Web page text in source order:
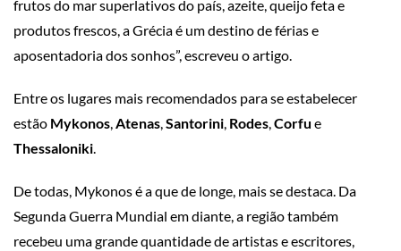
frutos do mar superlativos do país, azeite, queijo feta e
produtos frescos, a Grécia é um destino de férias e
aposentadoria dos sonhos”, escreveu o artigo.
Entre os lugares mais recomendados para se estabelecer
estão Mykonos,Atenas,Santorini, Rodes,Corfu e
Thessaloniki.
De todas, Mykonos é a que de longe, mais se destaca. Da
Segunda Guerra Mundial em diante, a região também
recebeu uma grande quantidade de artistas e escritores,